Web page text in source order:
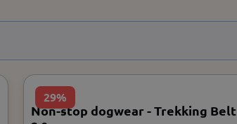
29%
Non-stop dogwear - Trekking Belt